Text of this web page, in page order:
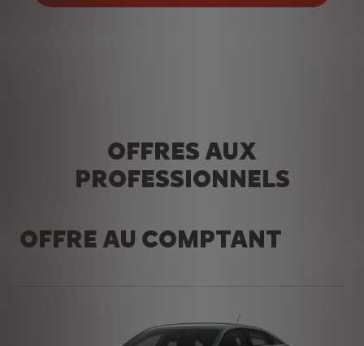
OFFRES AUX
PROFESSIONNELS
OFFRE AU COMPTANT